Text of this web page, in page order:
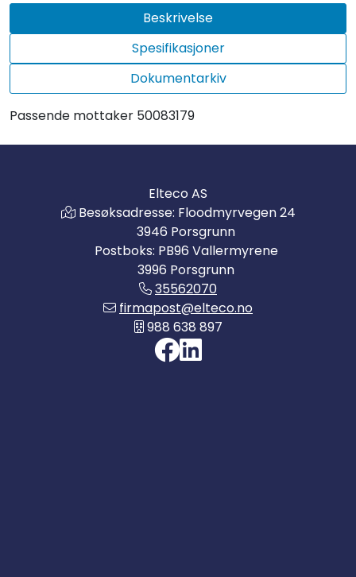
Beskrivelse
Spesifikasjoner
Dokumentarkiv
Passende mottaker 50083179
Elteco AS
Besøksadresse: Floodmyrvegen 24
3946 Porsgrunn
Postboks: PB96 Vallermyrene
3996 Porsgrunn
35562070
firmapost@elteco.no
988 638 897